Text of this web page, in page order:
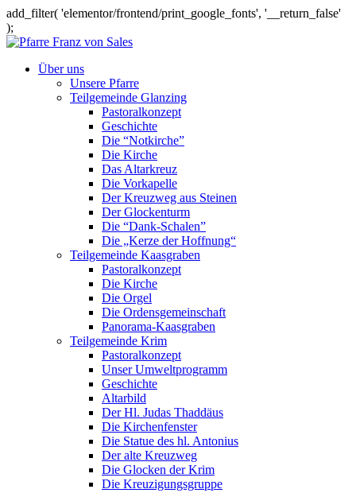
add_filter( 'elementor/frontend/print_google_fonts', '__return_false'
);
Über uns
Unsere Pfarre
Teilgemeinde Glanzing
Pastoralkonzept
Geschichte
Die “Notkirche”
Die Kirche
Das Altarkreuz
Die Vorkapelle
Der Kreuzweg aus Steinen
Der Glockenturm
Die “Dank-Schalen”
Die „Kerze der Hoffnung“
Teilgemeinde Kaasgraben
Pastoralkonzept
Die Kirche
Die Orgel
Die Ordensgemeinschaft
Panorama-Kaasgraben
Teilgemeinde Krim
Pastoralkonzept
Unser Umweltprogramm
Geschichte
Altarbild
Der Hl. Judas Thaddäus
Die Kirchenfenster
Die Statue des hl. Antonius
Der alte Kreuzweg
Die Glocken der Krim
Die Kreuzigungsgruppe